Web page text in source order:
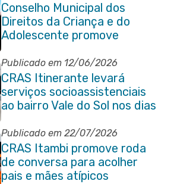
Conselho Municipal dos
Direitos da Criança e do
Adolescente promove
reunião de alinhamento com
órgãos públicos
Publicado em 12/06/2026
CRAS Itinerante levará
serviços socioassistenciais
ao bairro Vale do Sol nos dias
15 e 16 de junho e Vila
Gabriela 18 de junho
Publicado em 22/07/2026
CRAS Itambi promove roda
de conversa para acolher
pais e mães atípicos